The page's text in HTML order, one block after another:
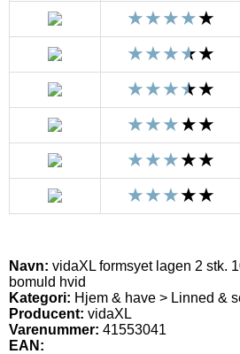
Navn: vidaXL formsyet lagen 2 stk.
bomuld hvid
Kategori: Hjem & have > Linned &
Producent: vidaXL
Varenummer: 41553041
EAN: